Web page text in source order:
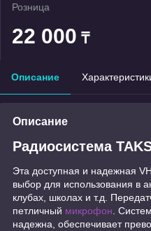
Розница
22 000 ₸
Описание
Описание
Радиосистема
Эта доступная и надежная
выбор для использования в
клубах, школах и т.д.
петличный микрофон.
надежна, обеспечивает